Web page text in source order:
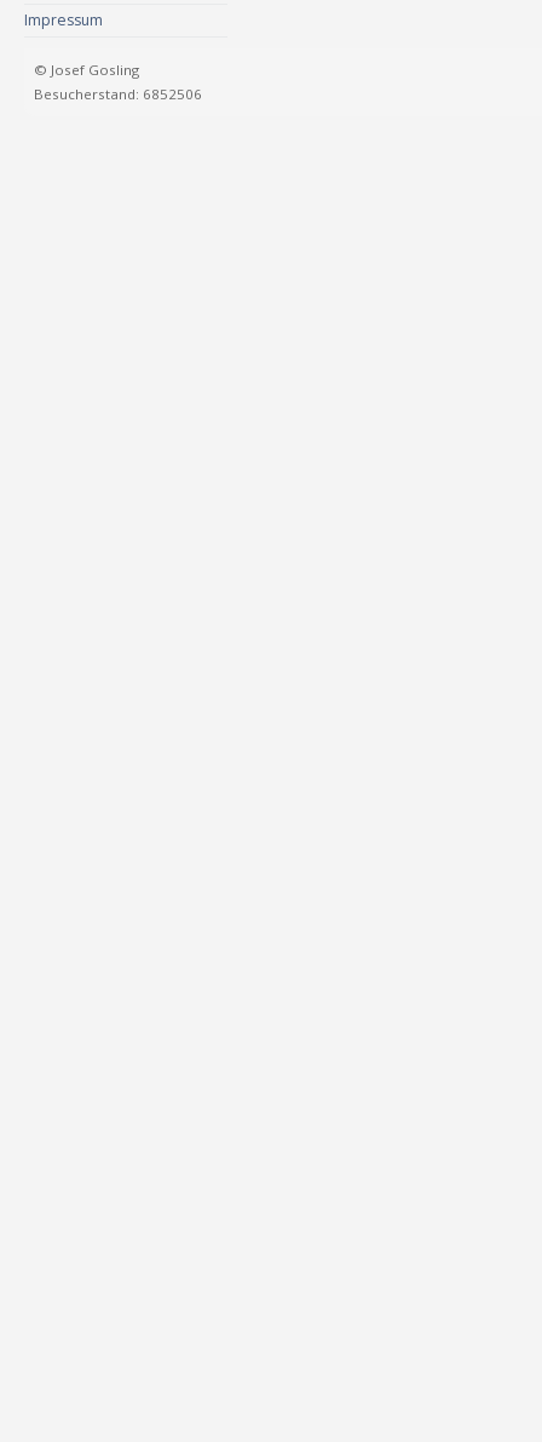
Impressum
© Josef Gosling
Besucherstand: 6852506